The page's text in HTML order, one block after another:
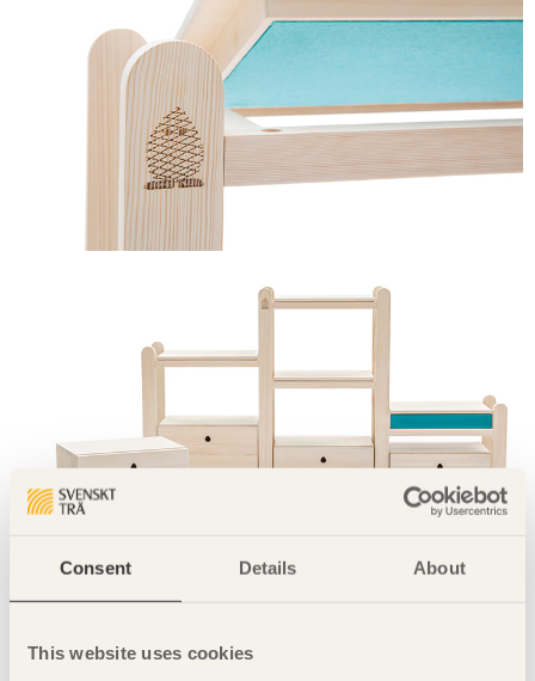
Consent Details About
This website uses cookies